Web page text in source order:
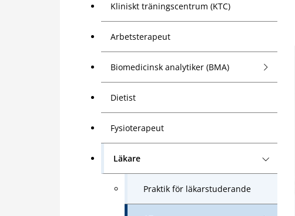
Kliniskt träningscentrum (KTC)
Arbetsterapeut
Biomedicinsk analytiker (BMA)
Dietist
Fysioterapeut
Läkare
Praktik för läkarstuderande